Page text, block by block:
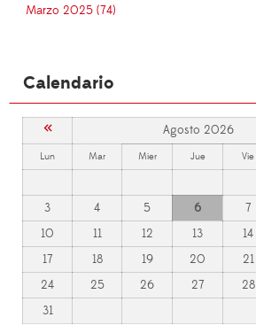
Marzo 2025 (74)
Calendario
« Agosto 2026
Lun Mar Mier Jue Vie
3
4 5 6 7
10
11 12 13 14
17
18 19 20 21
24
25 26 27 28
31